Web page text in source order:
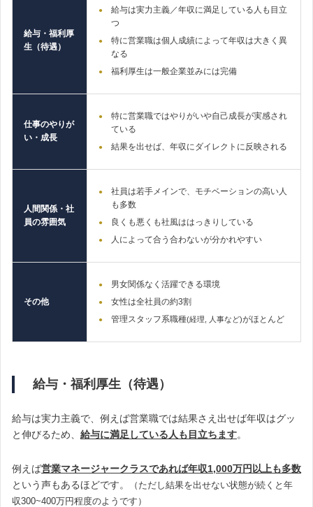
給与・福利厚
生（待遇）
給与は実力主義／年収に満足している人も目立
つ
特に営業職は個人成績によって年収は大きく異
なる
福利厚生は一般企業並みには完備
仕事のやりが
い・成長
特に営業職ではやりがいや自己成長が実感され
ている
結果を出せば、年収にダイレクトに反映される
人間関係・社
員の雰囲気
社員は若手メインで、モチベーションの高い人
も多数
良くも悪くも社風ははっきりしている
人によって合う合わないが分かれやすい
その他
男女関係なく活躍できる環境
女性は全社員の約3割
管理スタッフ系職種(経理, 人事など)がほとんど
給与・福利厚生（待遇）
給与は実力主義で、例えば営業職では結果さえ出せば年収はグッ
と伸びるため、 給与に満足している人も目立ちます。
例えば営業マネージャークラスであれば年収1,000万円以上も多数
という声もあるほどです。
（ただし結果を出せない状態が続くと年
収300~400万円程度のようです）